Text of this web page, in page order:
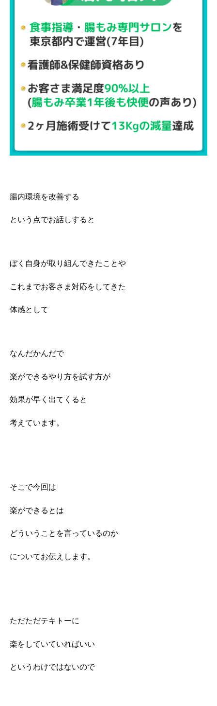
腸内環境を改善する
という点でお話しすると
ぼく自身が取り組んできたことや
これまでお客さま対応をしてきた
体感として
なんだかんだで
楽ができるやり方を試す方が
効果が早く出てくると
考えています。
そこで今回は
楽ができるとは
どういうことを言っているのか
についてお伝えします。
ただただテキトーに
楽をしていていればいい
というわけではないので